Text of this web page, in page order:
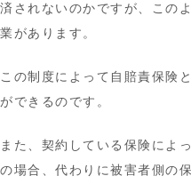
済されないのかですが、この
業があります。
この制度によって自賠責保険
ができるのです。
また、契約している保険によ
の場合、代わりに被害者側の